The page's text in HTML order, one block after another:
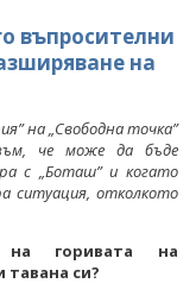
въпросителни
на
на „Свободна точка”
че може да бъде
с „Боташ” и когато
ситуация, отколкото
горивата на
си?